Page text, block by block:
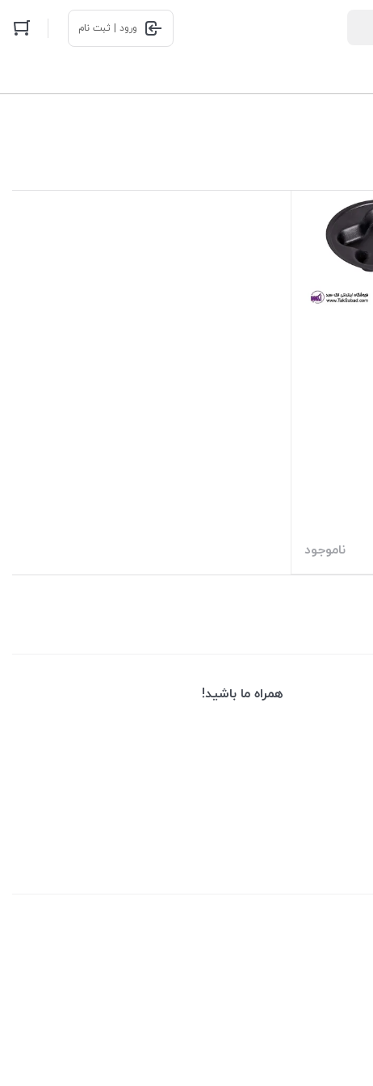
ورود | ثبت نام
ناموجود
همراه ما باشید!